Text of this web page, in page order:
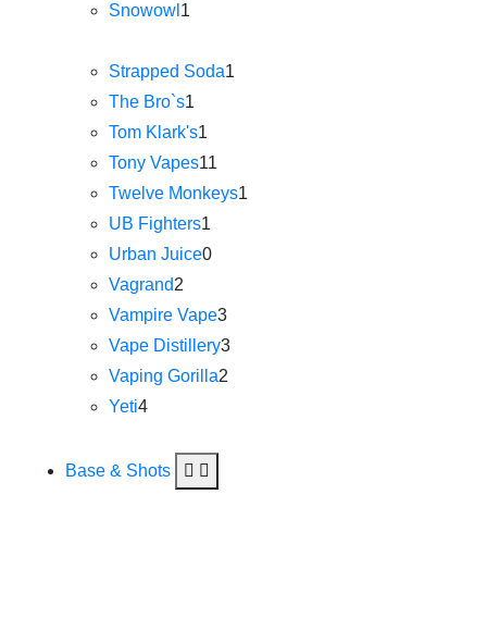
Snowowl 1
Strapped Soda1
The Bro`s1
Tom Klark's1
Tony Vapes11
Twelve Monkeys1
UB Fighters1
Urban Juice0
Vagrand2
Vampire Vape3
Vape Distillery3
Vaping Gorilla2
Yeti4
Base & Shots